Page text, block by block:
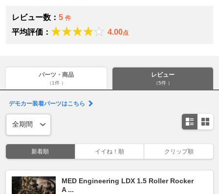
レビュー数： 5 件
平均評価： 4.00点
パーツ・商品
（1件 ）
レビュー
（5件 ）
デモカー装着パーツはこちら
新着順 イイね！順 クリップ順
MED Engineering LDX 1.5 Roller Rocker
A ...